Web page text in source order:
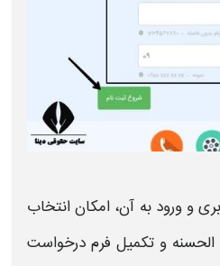
و ورود به آن، امکان انتخاب
و تکمیل فرم درخواست